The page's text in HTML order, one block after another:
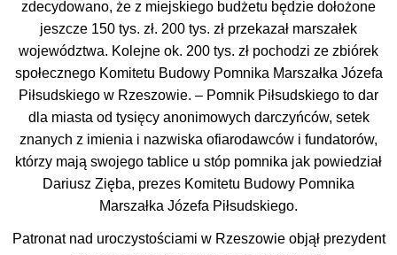
zdecydowano, że z miejskiego budżetu będzie dołożone
jeszcze 150 tys. zł. 200 tys. zł przekazał marszałek
województwa. Kolejne ok. 200 tys. zł pochodzi ze zbiórek
społecznego Komitetu Budowy Pomnika Marszałka Józefa
Piłsudskiego w Rzeszowie. – Pomnik Piłsudskiego to dar
dla miasta od tysięcy anonimowych darczyńców, setek
znanych z imienia i nazwiska ofiarodawców i fundatorów,
którzy mają swojego tablice u stóp pomnika jak powiedział
Dariusz Zięba, prezes Komitetu Budowy Pomnika
Marszałka Józefa Piłsudskiego.
Patronat nad uroczystościami w Rzeszowie objął prezydent